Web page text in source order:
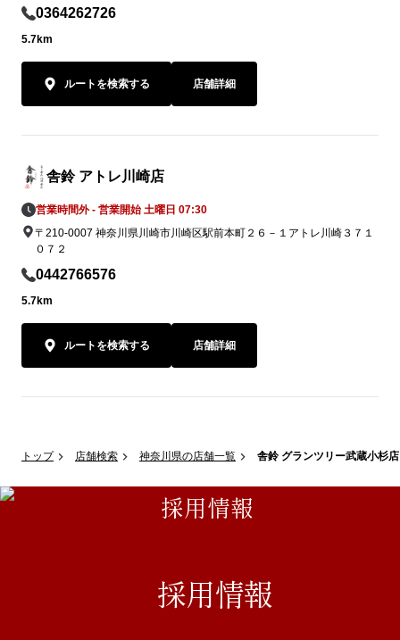
トップ 店舗検索 神奈川県の店舗一覧 舎鈴 グランツリー武蔵小杉店
0364262726
5.7km
ルートを検索する 店舗詳細
舎鈴 アトレ川崎店
営業時間外 - 営業開始 土曜日 07:30
〒210-0007 神奈川県川崎市川崎区駅前本町２６－１アトレ川崎３７１
０７２
0442766576
5.7km
ルートを検索する 店舗詳細
採用情報